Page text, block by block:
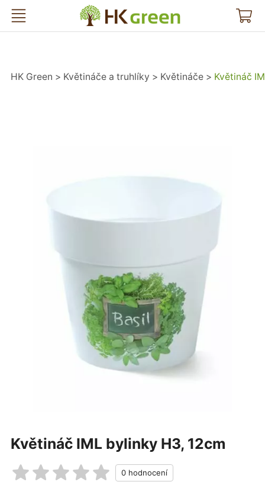
HK Green
HK Green Květináče a truhlíky Květináče Květináč
Květináč IML bylinky H3, 12cm